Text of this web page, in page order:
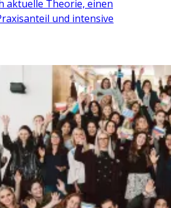
aktuelle Theorie, einen
und intensive